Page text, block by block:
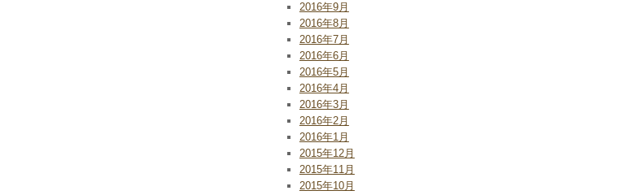
2016年9月
2016年8月
2016年7月
2016年6月
2016年5月
2016年4月
2016年3月
2016年2月
2016年1月
2015年12月
2015年11月
2015年10月